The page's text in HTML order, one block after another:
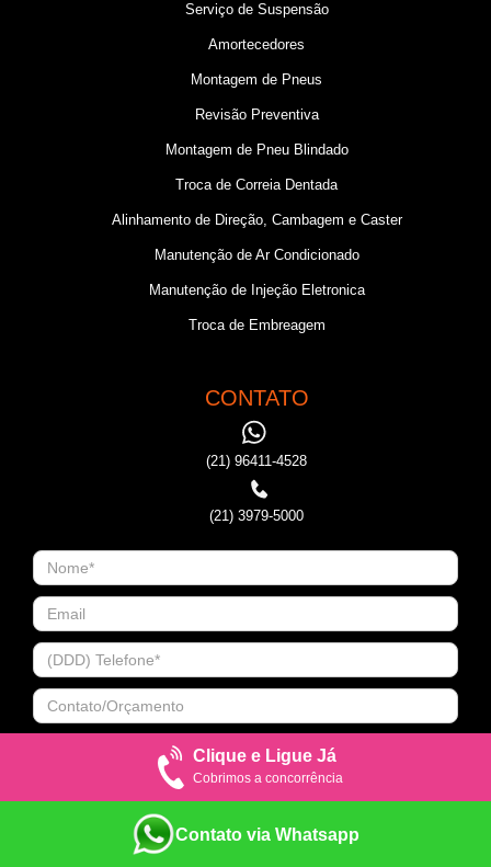
Serviço de Suspensão
Amortecedores
Montagem de Pneus
Revisão Preventiva
Montagem de Pneu Blindado
Troca de Correia Dentada
Alinhamento de Direção, Cambagem e Caster
Manutenção de Ar Condicionado
Manutenção de Injeção Eletronica
Troca de Embreagem
CONTATO
(21) 96411-4528
(21) 3979-5000
Clique e Ligue Já
Cobrimos a concorrência
Contato via Whatsapp